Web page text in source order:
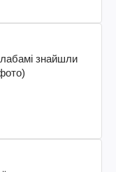
знайшли